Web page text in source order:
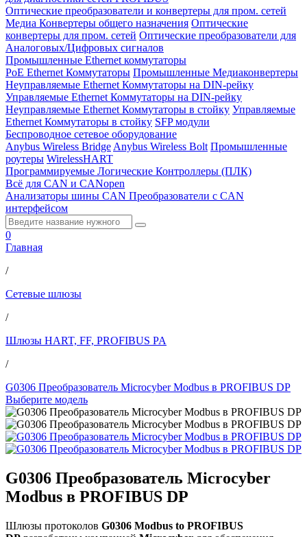
Оптические преобразователи и конвертеры для пром. сетей
Медиа Конвертеры общего назначения Оптические
конвертеры для пром. сетей Оптические преобразователи для
Аналоговых/Цифровых сигналов
Промышленные Ethernet коммутаторы
PoE Ethernet Коммутаторы Промышленные Медиаконвертеры
Неуправляемые Ethernet Коммутаторы на DIN-рейку
Управляемые Ethernet Коммутаторы на DIN-рейку
Неуправляемые Ethernet Коммутаторы в стойку Управляемые
Ethernet Коммутаторы в стойку SFP модули
Беспроводное сетевое оборудование
Anybus Wireless Bridge Anybus Wireless Bolt Промышленные
роутеры WirelessHART
Программируемые Логические Контроллеры (ПЛК)
Всё для CAN и CANopen
Анализаторы шины CAN Преобразователи с CAN
интерфейсом
0
Главная
/
Сетевые шлюзы
/
Шлюзы HART, FF, PROFIBUS PA
/
G0306 Преобразователь Microcyber Modbus в PROFIBUS DP
Выберите модель
G0306 Преобразователь Microcyber
Modbus в PROFIBUS DP
Шлюзы протоколов G0306 Modbus to PROFIBUS